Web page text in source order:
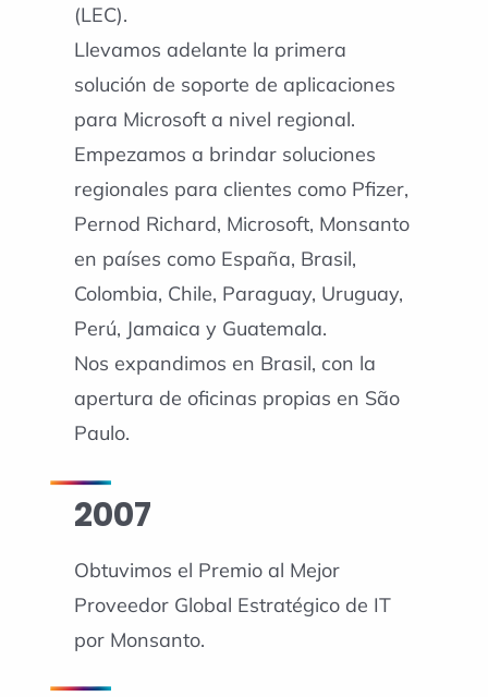
(LEC).
Llevamos adelante la primera
solución de soporte de aplicaciones
para Microsoft a nivel regional.
Empezamos a brindar soluciones
regionales para clientes como Pfizer,
Pernod Richard, Microsoft, Monsanto
en países como España, Brasil,
Colombia, Chile, Paraguay, Uruguay,
Perú, Jamaica y Guatemala.
Nos expandimos en Brasil, con la
apertura de oficinas propias en São
Paulo.
2007
Obtuvimos el Premio al Mejor
Proveedor Global Estratégico de IT
por Monsanto.